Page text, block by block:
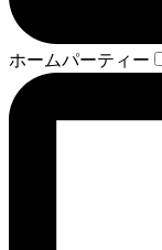
ホームパーティー